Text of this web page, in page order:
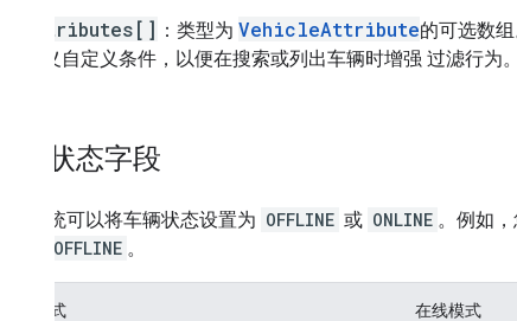
attributes[] ：类型为 VehicleAttribute的可选数
定义自定义条件，以便在搜索或列出车辆时增强 过滤行为。
车辆状态字段
您的系统可以将车辆状态设置为 OFFLINE 或 ONLINE 。例如
OFFLINE 。
离线模式 在线模式